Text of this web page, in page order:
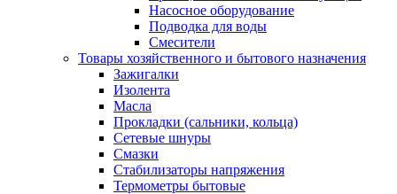
Насосное оборудование
Подводка для воды
Смесители
Товары хозяйственного и бытового назначения
Зажигалки
Изолента
Масла
Прокладки (сальники, кольца)
Сетевые шнуры
Смазки
Стабилизаторы напряжения
Термометры бытовые